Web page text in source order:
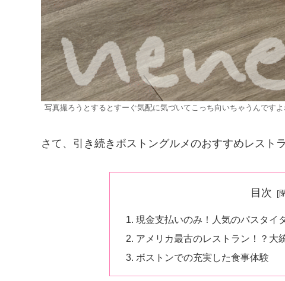
写真撮ろうとするとすーぐ気配に気づいてこっち向いちゃうんです
さて、引き続きボストングルメのおすすめレスト
目次
現金支払いのみ！人気のパスタイ
アメリカ最古のレストラン！？大
ボストンでの充実した食事体験